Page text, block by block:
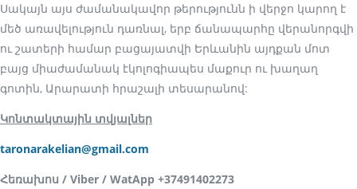
Սակայն այս ժամանակավոր թերությունն ի վերջո կարող է
մեծ առավելություն դառնալ, երբ ճանապարհը վերանորգվի
ու շատերի համար բացայատվի Երևանին այդքան մոտ
բայց միաժամանակ էկոլոգիապես մաքուր ու խաղաղ
գոտին, Արարատի հրաշալի տեսարանով:
Կոնտակտային տվյալներ
taronarakelian@gmail.com
Հեռախոս / Viber / WatApp +37491402273